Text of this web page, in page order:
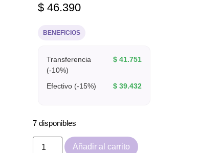
$46.390
BENEFICIOS
Transferencia
(-10%)
$41.751
Efectivo (-15%) $39.432
7 disponibles
Añadir al carrito